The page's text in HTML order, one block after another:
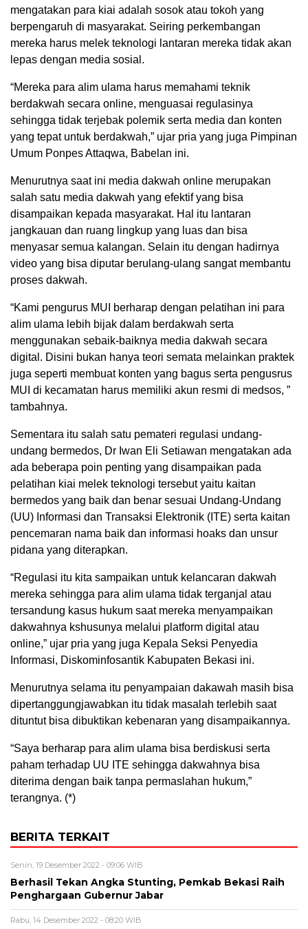
mengatakan para kiai adalah sosok atau tokoh yang
berpengaruh di masyarakat. Seiring perkembangan
mereka harus melek teknologi lantaran mereka tidak akan
lepas dengan media sosial.
“Mereka para alim ulama harus memahami teknik
berdakwah secara online, menguasai regulasinya
sehingga tidak terjebak polemik serta media dan konten
yang tepat untuk berdakwah,” ujar pria yang juga Pimpinan
Umum Ponpes Attaqwa, Babelan ini.
Menurutnya saat ini media dakwah online merupakan
salah satu media dakwah yang efektif yang bisa
disampaikan kepada masyarakat. Hal itu lantaran
jangkauan dan ruang lingkup yang luas dan bisa
menyasar semua kalangan. Selain itu dengan hadirnya
video yang bisa diputar berulang-ulang sangat membantu
proses dakwah.
“Kami pengurus MUI berharap dengan pelatihan ini para
alim ulama lebih bijak dalam berdakwah serta
menggunakan sebaik-baiknya media dakwah secara
digital. Disini bukan hanya teori semata melainkan praktek
juga seperti membuat konten yang bagus serta pengusrus
MUI di kecamatan harus memiliki akun resmi di medsos, ”
tambahnya.
Sementara itu salah satu pemateri regulasi undang-
undang bermedos, Dr Iwan Eli Setiawan mengatakan ada
ada beberapa poin penting yang disampaikan pada
pelatihan kiai melek teknologi tersebut yaitu kaitan
bermedos yang baik dan benar sesuai Undang-Undang
(UU) Informasi dan Transaksi Elektronik (ITE) serta kaitan
pencemaran nama baik dan informasi hoaks dan unsur
pidana yang diterapkan.
“Regulasi itu kita sampaikan untuk kelancaran dakwah
mereka sehingga para alim ulama tidak terganjal atau
tersandung kasus hukum saat mereka menyampaikan
dakwahnya kshusunya melalui platform digital atau
online,” ujar pria yang juga Kepala Seksi Penyedia
Informasi, Diskominfosantik Kabupaten Bekasi ini.
Menurutnya selama itu penyampaian dakawah masih bisa
dipertanggungjawabkan itu tidak masalah terlebih saat
dituntut bisa dibuktikan kebenaran yang disampaikannya.
“Saya berharap para alim ulama bisa berdiskusi serta
paham terhadap UU ITE sehingga dakwahnya bisa
diterima dengan baik tanpa permaslahan hukum,”
terangnya. (*)
BERITA TERKAIT
Senin, 19 Desember 2022 - 09:06 WIB
Berhasil Tekan Angka Stunting, Pemkab Bekasi Raih
Penghargaan Gubernur Jabar
Rabu, 14 Desember 2022 - 08:20 WIB